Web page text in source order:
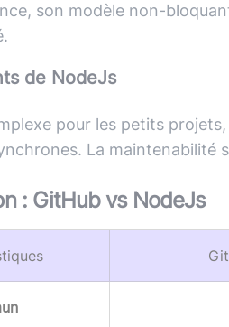
son modèle non-
de NodeJs
pour les petits
La maintenabilité
: GitHubvs NodeJs